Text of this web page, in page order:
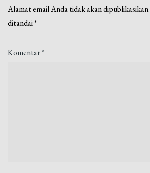
Alamat email Anda tidak akan dipublikasikan.
ditandai*
Komentar*